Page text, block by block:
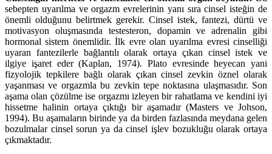
sebepten uyarılma ve orgazm evrelerinin yanı sıra cinsel isteğin de
önemli olduğunu belirtmek gerekir. Cinsel istek, fantezi, dürtü ve
motivasyon oluşmasında testesteron, dopamin ve adrenalin gibi
hormonal sistem önemlidir. İlk evre olan uyarılma evresi cinselliği
uyaran fantezilerle bağlantılı olarak ortaya çıkan cinsel istek ve
ilgiye işaret eder (Kaplan, 1974). Plato evresinde heyecan yani
fizyolojik tepkilere bağlı olarak çıkan cinsel zevkin öznel olarak
yaşanması ve orgazmla bu zevkin tepe noktasına ulaşmasıdır. Son
aşama olan çözülme ise orgazmı izleyen bir rahatlama ve kendini iyi
hissetme halinin ortaya çıktığı bir aşamadır (Masters ve Johson,
1994). Bu aşamaların birinde ya da birden fazlasında meydana gelen
bozulmalar cinsel sorun ya da cinsel işlev bozukluğu olarak ortaya
çıkmaktadır.